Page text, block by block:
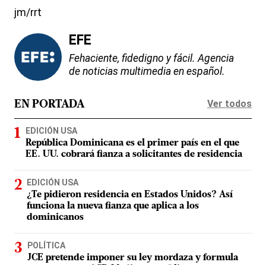
jm/rrt
EFE
Fehaciente, fidedigno y fácil. Agencia
de noticias multimedia en español.
EN PORTADA Ver todos
EDICIÓN USA
República Dominicana es el primer país en el que
EE. UU. cobrará fianza a solicitantes de residencia
EDICIÓN USA
¿Te pidieron residencia en Estados Unidos? Así
funciona la nueva fianza que aplica a los
dominicanos
POLÍTICA
JCE pretende imponer su ley mordaza y formula